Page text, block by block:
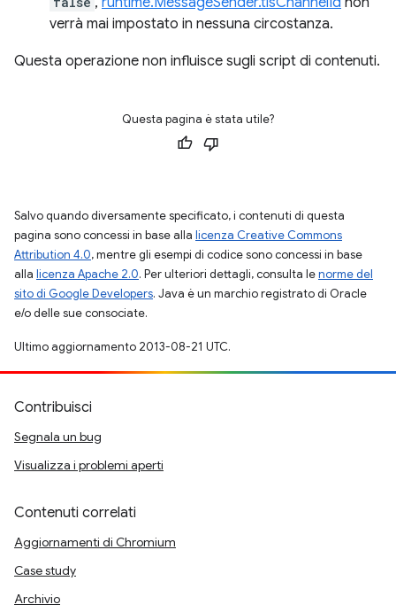
verrà mai impostato in nessuna circostanza.
Questa operazione non influisce sugli script di contenuti.
Questa pagina è stata utile?
Salvo quando diversamente specificato, i contenuti di questa
pagina sono concessi in base alla licenza Creative Commons
Attribution 4.0, mentre gli esempi di codice sono concessi in base
alla licenza Apache 2.0. Per ulteriori dettagli, consulta lenorme del
sito di Google Developers. Java è un marchio registrato di Oracle
e/o delle sue consociate.
Ultimo aggiornamento 2013-08-21 UTC.
Contribuisci
Segnala un bug
Visualizza i problemi aperti
Contenuti correlati
Aggiornamenti di Chromium
Case study
Archivio